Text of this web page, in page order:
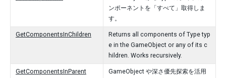
ンポーネントを「すべて」取得しま
す。
GetComponentsInChildren
Returns all components of Type typ
e in the GameObject or any of its c
hildren. Works recursively.
GetComponentsInParent
GameObject や深さ優先探索を活用